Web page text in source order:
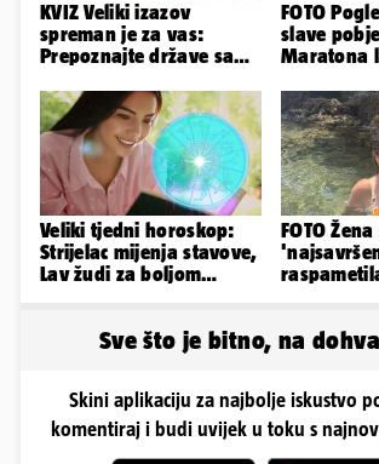
KVIZ Veliki izazov
spreman je za vas:
Prepoznajte države samo
teritorija...
FOTO
slave
Maratona
Veliki tjedni horoskop:
Strijelac mijenja stavove,
Lav žudi za boljom
FOTO Žena
Sve što je bitno, na
Skini aplikaciju za najbolje iskustvo
komentiraj i budi uvijek u toku s